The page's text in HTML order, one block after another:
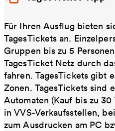
Für Ihren Ausflug bieten
TagesTickets an.
Gruppen bis zu 5
TagesTicket Netz durch
fahren. TagesTickets gibt
Zonen. TagesTickets sind
Automaten (Kauf bis zu 30
in VVS-Verkaufsstellen,
zum Ausdrucken am PC